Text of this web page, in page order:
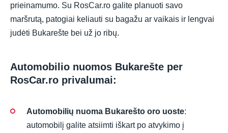
prieinamumo. Su RosCar.ro galite planuoti savo
maršrutą, patogiai keliauti su bagažu ar vaikais ir lengvai
judėti Bukarešte bei už jo ribų.
Automobilio nuomos Bukarešte per
RosCar.ro privalumai:
Automobilių nuoma Bukarešto oro uoste:
automobilį galite atsiimti iškart po atvykimo į